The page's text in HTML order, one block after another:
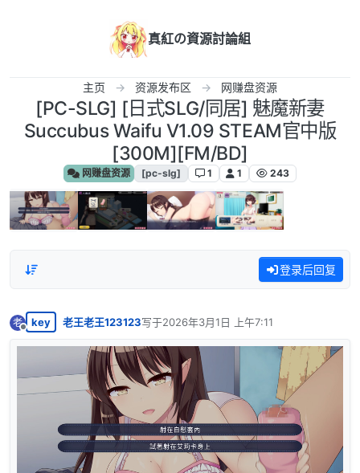
真紅の資源討論組
主页 资源发布区 网赚盘资源
[PC-SLG] [日式SLG/同居] 魅魔新妻
Succubus Waifu V1.09 STEAM官中版
[300M][FM/BD]
网赚盘资源 [pc-slg] 1 1 243
登录后回复
老
离线
key 老王老王123123写于2026年3月1日 上午7:11
最后由 编辑